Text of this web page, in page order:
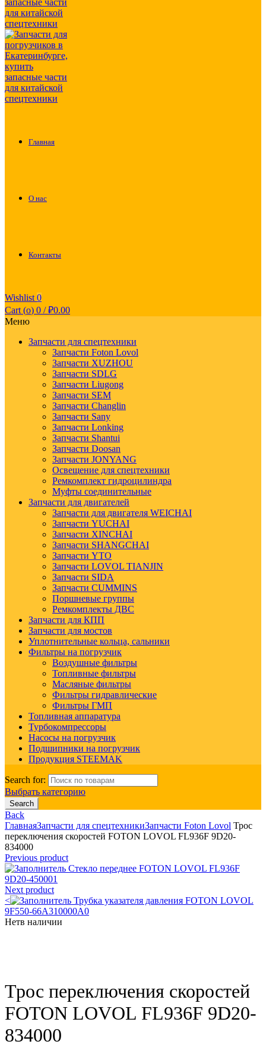
Главная
О нас
Контакты
Wishlist 0
Cart (o) 0 / ₽0.00
Меню
Запчасти для спецтехники
Запчасти Foton Lovol
Запчасти XUZHOU
Запчасти SDLG
Запчасти Liugong
Запчасти SEM
Запчасти Changlin
Запчасти Sany
Запчасти Lonking
Запчасти Shantui
Запчасти Doosan
Запчасти JONYANG
Освещение для спецтехники
Ремкомплект гидроцилиндра
Муфты соединительные
Запчасти для двигателей
Запчасти для двигателя WEICHAI
Запчасти YUCHAI
Запчасти XINCHAI
Запчасти SHANGCHAI
Запчасти YTO
Запчасти LOVOL TIANJIN
Запчасти SIDA
Запчасти CUMMINS
Поршневые группы
Ремкомплекты ДВС
Запчасти для КПП
Запчасти для мостов
Уплотнительные кольца, сальники
Фильтры на погрузчик
Воздушные фильтры
Топливные фильтры
Масляные фильтры
Фильтры гидравлические
Фильтры ГМП
Топливная аппаратура
Турбокомпрессоры
Насосы на погрузчик
Подшипники на погрузчик
Продукция STEEMAK
Search for:
Выбрать категорию
Search
Back
ГлавнаяЗапчасти для спецтехникиЗапчасти Foton Lovol Трос
переключения скоростей FOTON LOVOL FL936F 9D20-
834000
Previous product
Стекло переднее FOTON LOVOL FL936F
9D20-450001
Next product
<
Трубка указателя давления FOTON LOVOL
9F550-66A310000A0
Нетв наличии
Трос переключения скоростей
FOTON LOVOL FL936F 9D20-
834000